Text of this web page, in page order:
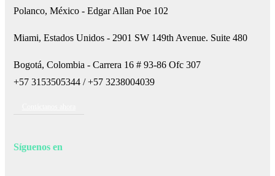
Polanco, México - Edgar Allan Poe 102
Miami, Estados Unidos - 2901 SW 149th Avenue. Suite 480
Bogotá, Colombia - Carrera 16 # 93-86 Ofc 307
+57 3153505344 /+57 3238004039
Síguenos en